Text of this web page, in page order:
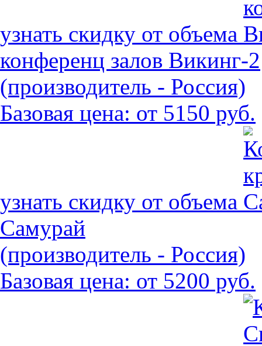
узнать скидку от объема
конференц залов Викинг-2
(производитель - Россия)
Базовая цена: от 5150 руб.
узнать скидку от объема
Самурай
(производитель - Россия)
Базовая цена: от 5200 руб.